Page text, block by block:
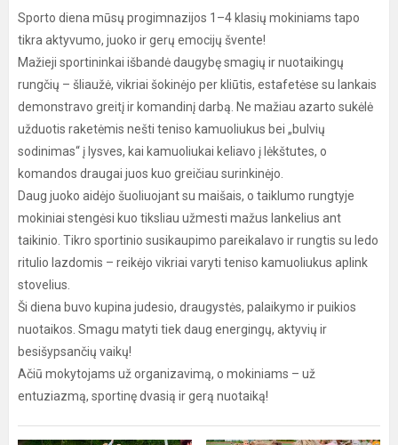
Sporto diena mūsų progimnazijos 1–4 klasių mokiniams tapo
tikra aktyvumo, juoko ir gerų emocijų švente!
Mažieji sportininkai išbandė daugybę smagių ir nuotaikingų
rungčių – šliaužė, vikriai šokinėjo per kliūtis, estafetėse su lankais
demonstravo greitį ir komandinį darbą. Ne mažiau azarto sukėlė
užduotis raketėmis nešti teniso kamuoliukus bei „bulvių
sodinimas“ į lysves, kai kamuoliukai keliavo į lėkštutes, o
komandos draugai juos kuo greičiau surinkinėjo.
Daug juoko aidėjo šuoliuojant su maišais, o taiklumo rungtyje
mokiniai stengėsi kuo tiksliau užmesti mažus lankelius ant
taikinio. Tikro sportinio susikaupimo pareikalavo ir rungtis su ledo
ritulio lazdomis – reikėjo vikriai varyti teniso kamuoliukus aplink
stovelius.
Ši diena buvo kupina judesio, draugystės, palaikymo ir puikios
nuotaikos. Smagu matyti tiek daug energingų, aktyvių ir
besišypsančių vaikų!
Ačiū mokytojams už organizavimą, o mokiniams – už
entuziazmą, sportinę dvasią ir gerą nuotaiką!